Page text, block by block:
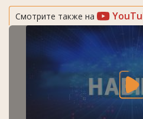
Смотрите также на